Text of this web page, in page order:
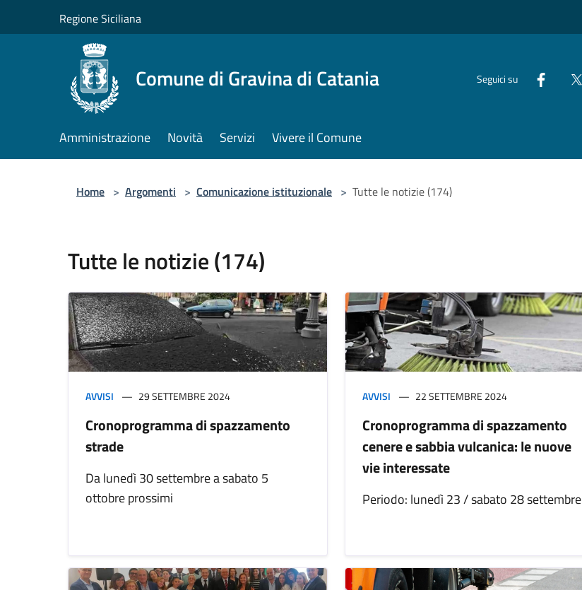
Regione Siciliana
Comune di Gravina di Catania Seguici su
Amministrazione Novità Servizi Vivere il Comune
Home > Argomenti > Comunicazione istituzionale > Tutte le notizie (174)
Tutte le notizie (174)
AVVISI 29 SETTEMBRE 2024
Cronoprogramma di spazzamento
strade
Da lunedì 30 settembre a sabato 5
ottobre prossimi
AVVISI 22 SETTEMBRE 2024
Cronoprogramma di spazzamento
cenere e sabbia vulcanica: le nuove
vie interessate
Periodo: lunedì 23 / sabato 28 settembre